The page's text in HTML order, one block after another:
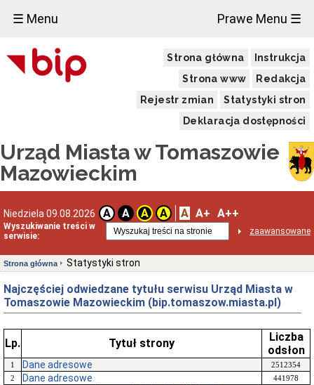
☰ Menu Prawe Menu ☰
Strona główna
Instrukcja
Strona www
Redakcja
Rejestr zmian
Statystyki stron
Deklaracja dostępności
Urząd Miasta w Tomaszowie
Mazowieckim
Niedziela 09.08.2026 A A A A A A+ A++
Wyszukiwanie treści w
serwisie:
zaawansowane
Strona główna Statystyki stron
Najczęściej odwiedzane tytułu serwisu Urząd Miasta w
Tomaszowie Mazowieckim (bip.tomaszow.miasta.pl)
Lp. Tytuł strony
Liczba
odsłon
1 Dane adresowe
2512354
2
Dane adresowe 441978